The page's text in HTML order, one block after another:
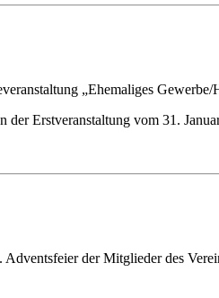
„Ehemaliges
der Erstveranstaltung vom 31.
Adventsfeier der Mitglieder des